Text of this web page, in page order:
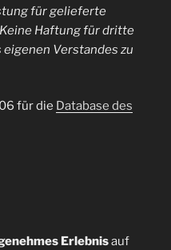
für gelieferte
Haftung für dritte
eigenen Verstandes zu
für die Database des
Erlebnisauf